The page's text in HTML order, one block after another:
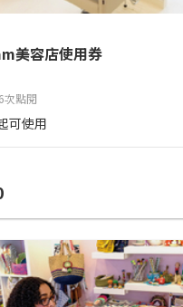
美容店使用券
次點閱
可使用